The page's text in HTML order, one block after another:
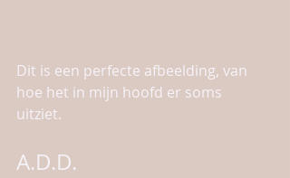
Dit is een perfecte afbeelding, van
hoe het in mijn hoofd er soms
uitziet.
A.D.D.